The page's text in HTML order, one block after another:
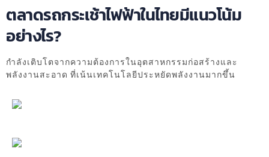
ตลาดรถกระเช้าไฟฟ้าในไทยมีแนวโน้ม
อย่างไร?
กำลังเติบโตจากความต้องการในอุตสาหกรรมก่อสร้างและ
พลังงานสะอาด ที่เน้นเทคโนโลยีประหยัดพลังงานมากขึ้น